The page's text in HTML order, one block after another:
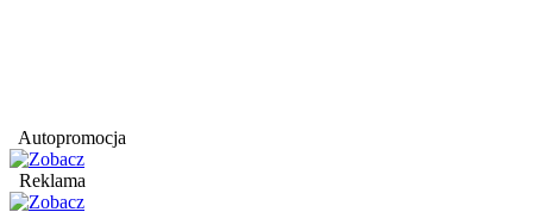
Autopromocja
Reklama